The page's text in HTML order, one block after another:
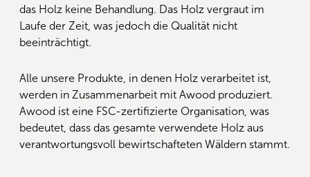
das Holz keine Behandlung. Das Holz vergraut im
Laufe der Zeit, was jedoch die Qualität nicht
beeinträchtigt.
Alle unsere Produkte, in denen Holz verarbeitet ist,
werden in Zusammenarbeit mit Awood produziert.
Awood ist eine FSC-zertifizierte Organisation, was
bedeutet, dass das gesamte verwendete Holz aus
verantwortungsvoll bewirtschafteten Wäldern stammt.